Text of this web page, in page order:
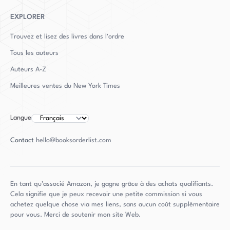
EXPLORER
Trouvez et lisez des livres dans l'ordre
Tous les auteurs
Auteurs A-Z
Meilleures ventes du New York Times
Langue
Contact hello@booksorderlist.com
En tant qu'associé Amazon, je gagne grâce à des achats qualifiants.
Cela signifie que je peux recevoir une petite commission si vous
achetez quelque chose via mes liens, sans aucun coût supplémentaire
pour vous. Merci de soutenir mon site Web.